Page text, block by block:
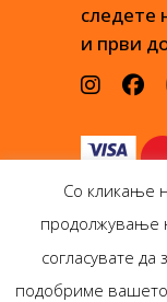
следете
и први
Со кликање
продолжување
согласувате
подобриме вашето